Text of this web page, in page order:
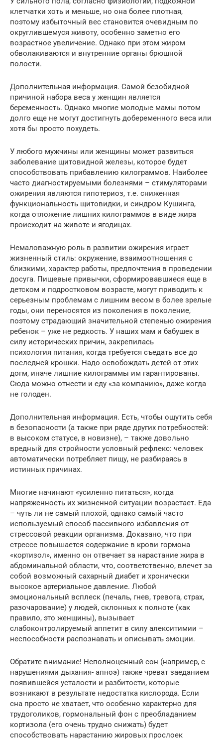
клетчатки хоть и меньше, но она более плотная,
поэтому избыточный вес становится очевидным по
округлившемуся животу, особенно заметно его
возрастное увеличение. Однако при этом жиром
обволакиваются и внутренние органы брюшной
полости.
Дополнительная информация. Самой безобидной
причиной набора веса у женщин является
беременность. Однако многие молодые мамы потом
долго еще не могут достигнуть добеременного веса или
хотя бы просто похудеть.
У любого мужчины или женщины может развиться
заболевание щитовидной железы, которое будет
способствовать прибавлению килограммов. Наиболее
часто диагностируемыми болезнями – стимуляторами
ожирения являются гипотериоз, т.е. сниженная
функциональность щитовидки, и синдром Кушинга,
когда отложение лишних килограммов в виде жира
происходит на животе и ягодицах.
Немаловажную роль в развитии ожирения играет
жизненный стиль: окружение, взаимоотношения с
близкими, характер работы, предпочтения в проведении
досуга. Пищевые привычки, сформировавшиеся еще в
детском и подростковом возрасте, могут приводить к
серьезным проблемам с лишним весом в более зрелые
годы, они переносятся из поколения в поколение,
поэтому страдающий значительной степенью ожирения
ребенок – уже не редкость. У наших мам и бабушек в
силу исторических причин, закрепилась
психология питания, когда требуется съедать все до
последней крошки. Надо освобождать детей от этих
догм, иначе лишние килограммы им гарантированы.
Сюда можно отнести и еду «за компанию», даже когда
не голоден.
Дополнительная информация. Есть, чтобы ощутить себя
в безопасности (а также при ряде других потребностей:
в высоком статусе, в новизне), – также довольно
вредный для стройности условный рефлекс: человек
автоматически потребляет пищу, не разбираясь в
истинных причинах.
Многие начинают «усиленно питаться», когда
напряженность их жизненной ситуации возрастает. Еда
– чуть ли не самый плохой, однако самый часто
используемый способ пассивного избавления от
стрессовой реакции организма. Доказано, что при
стрессе повышается содержание в крови гормона
«кортизол», именно он отвечает за нарастание жира в
абдоминальной области, что, соответственно, влечет за
собой возможный сахарный диабет и хронически
высокое артериальное давление. Любой
эмоциональный всплеск (печаль, гнев, тревога, страх,
разочарование) у людей, склонных к полноте (как
правило, это женщины), вызывает
слабоконтролируемый аппетит в силу алекситимии –
неспособности распознавать и описывать эмоции.
Обратите внимание! Неполноценный сон (например, с
нарушениями дыхания- апноэ) также чреват заеданием
появившейся усталости и разбитости, которые
возникают в результате недостатка кислорода. Если
сна просто не хватает, что особенно характерно для
трудоголиков, гормональный фон с преобладанием
кортизола (его очень трудно снижать) будет
способствовать нарастанию жировых прослоек